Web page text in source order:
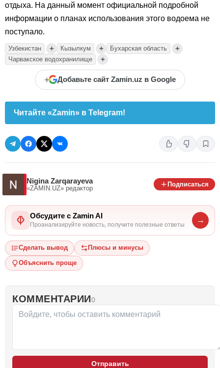
отдыха. На данный момент официальной подробной
информации о планах использования этого водоема не
поступало.
Узбекистан + Кызылкум + Бухарская область +
Чарвакское водохранилище +
+ Добавьте сайт Zamin.uz в Google
Читайте «Zamin» в Telegram!
Nigina Zarqarayeva
«ZAMIN.UZ» редактор
Подписаться
Обсудите с Zamin AI
Проанализируйте новость, получите полезные ответы
→
Сделать вывод Плюсы и минусы
Объяснить проще
КОММЕНТАРИИ0
Отправить